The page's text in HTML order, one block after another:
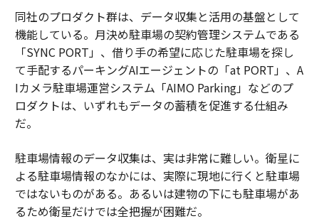
同社のプロダクト群は、データ収集と活用の基盤として
機能している。月決め駐車場の契約管理システムである
「SYNC PORT」、借り手の希望に応じた駐車場を探し
て手配するパーキングAIエージェントの「at PORT」、A
Iカメラ駐車場運営システム「AIMO Parking」などのプ
ロダクトは、いずれもデータの蓄積を促進する仕組み
だ。
駐車場情報のデータ収集は、実は非常に難しい。衛星に
よる駐車場情報のなかには、実際に現地に行くと駐車場
ではないものがある。あるいは建物の下にも駐車場があ
るため衛星だけでは全把握が困難だ。